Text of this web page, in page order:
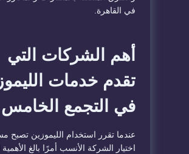
في القاهرة.
أهم الشركات التي
تقدم خدمات
في التجمع الخامس
عندما تقرر استخدام الليموزين تصبح
اختيار الشركة الأنسب أمرًا بالغ